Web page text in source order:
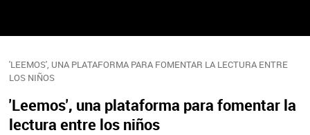
'LEEMOS', UNA PLATAFORMA PARA FOMENTAR LA LECTURA ENTRE
LOS NIÑOS
'Leemos', una plataforma para fomentar la
lectura entre los niños